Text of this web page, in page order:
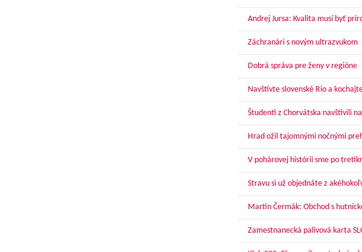
Andrej Jursa: Kvalita musí byť
Záchranári s novým ultrazvukom
Dobrá správa pre ženy v regióne
Navštívte slovenské Rio a
Študenti z Chorvátska navštívili
Hrad ožil tajomnými nočnými
V pohárovej histórii sme po
Stravu si už objednáte z
Martin Čermák: Obchod s
Zamestnanecká palivová karta